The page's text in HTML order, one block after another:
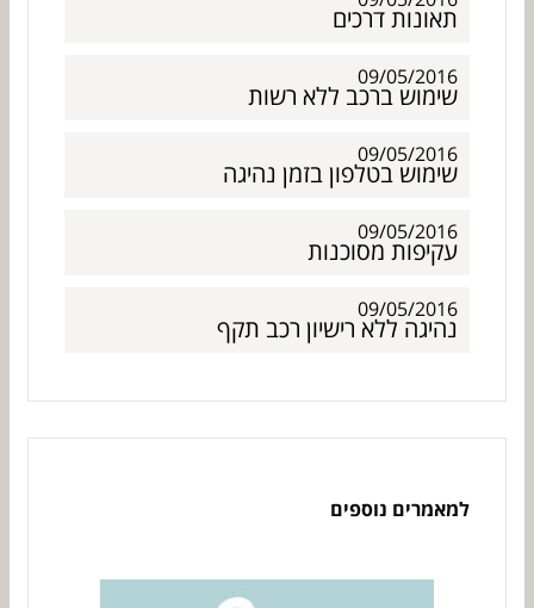
תאונות דרכים
09/05/2016
שימוש ברכב ללא רשות
09/05/2016
שימוש בטלפון בזמן נהיגה
09/05/2016
עקיפות מסוכנות
09/05/2016
נהיגה ללא רישיון רכב תקף
למאמרים נוספים